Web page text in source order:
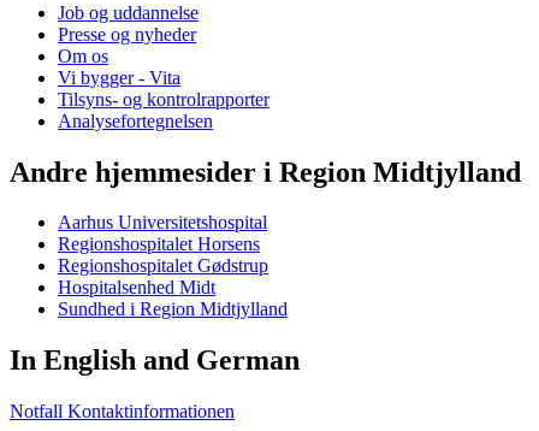
Job og uddannelse
Presse og nyheder
Om os
Vi bygger - Vita
Tilsyns- og kontrolrapporter
Analysefortegnelsen
Andre hjemmesider i Region Midtjylland
Aarhus Universitetshospital
Regionshospitalet Horsens
Regionshospitalet Gødstrup
Hospitalsenhed Midt
Sundhed i Region Midtjylland
In English and German
Notfall Kontaktinformationen